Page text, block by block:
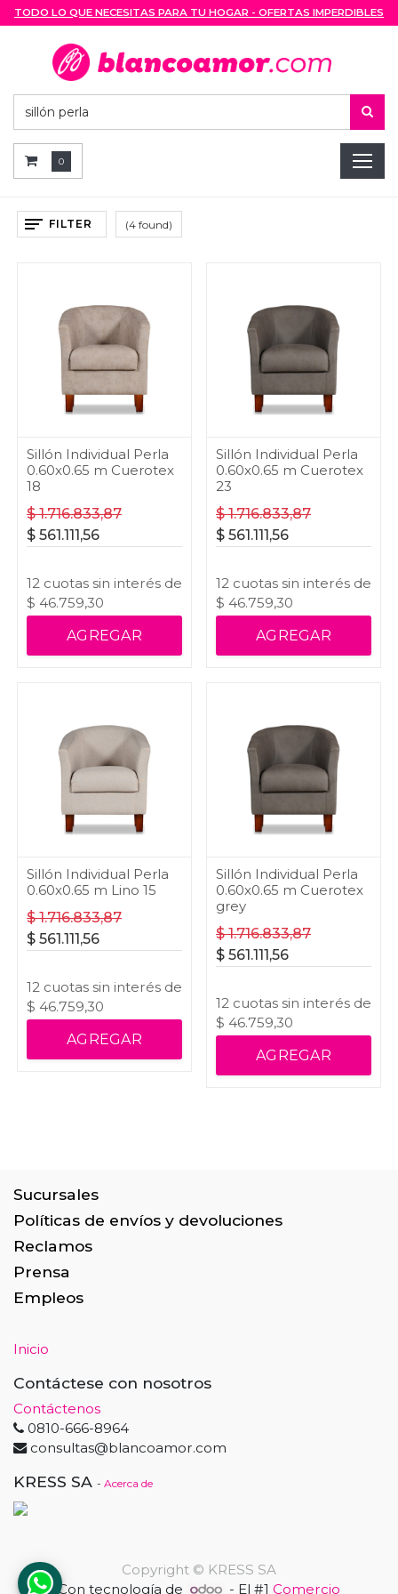
TODO LO QUE NECESITAS PARA TU HOGAR - OFERTAS IMPERDIBLES
0
FILTER (4 found)
Sillón Individual Perla
0.60x0.65 m Cuerotex
18
$1.716.833,87
$ 561.111,56
12 cuotas sin interés de
$ 46.759,30
AGREGAR
Sillón Individual Perla
0.60x0.65 m Cuerotex
23
$1.716.833,87
$ 561.111,56
12 cuotas sin interés de
$ 46.759,30
AGREGAR
Sillón Individual Perla
0.60x0.65 m Lino 15
$1.716.833,87
$ 561.111,56
12 cuotas sin interés de
$ 46.759,30
AGREGAR
Sillón Individual Perla
0.60x0.65 m Cuerotex
grey
$1.716.833,87
$ 561.111,56
12 cuotas sin interés de
$ 46.759,30
AGREGAR
Sucursales
Políticas de envíos y devoluciones
Reclamos
Prensa
Empleos
Inicio
Contáctese con nosotros
Contáctenos
0810-666-8964
consultas@blancoamor.com
KRESS SA - Acerca de
Copyright © KRESS SA
Con tecnología de
- El #1Comercio